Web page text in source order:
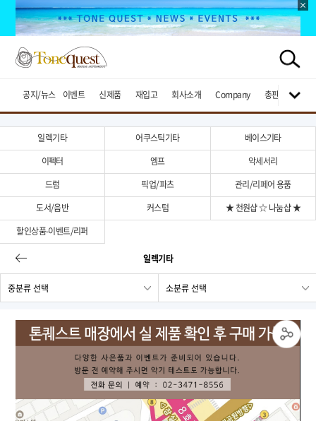
공지/뉴스 이벤트 신제품 재입고 회사소개 Company 총판브랜드
일렉기타 어쿠스틱기타
베이스기타
이펙터
엠프
악세서리
드럼
픽업/파츠
관리/리페어 용품
도서/음반
커스텀
★ 천원샵 ☆ 나눔샵 ★
할인상품-이벤트/리퍼
일렉기타